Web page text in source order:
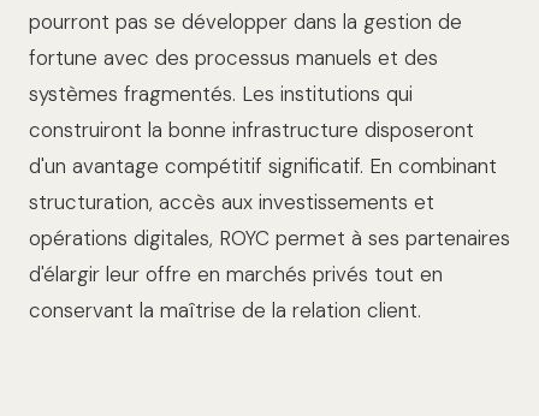
pourront pas se développer dans la gestion de
fortune avec des processus manuels et des
systèmes fragmentés. Les institutions qui
construiront la bonne infrastructure disposeront
d'un avantage compétitif significatif. En combinant
structuration, accès aux investissements et
opérations digitales, ROYC permet à ses partenaires
d'élargir leur offre en marchés privés tout en
conservant la maîtrise de la relation client.